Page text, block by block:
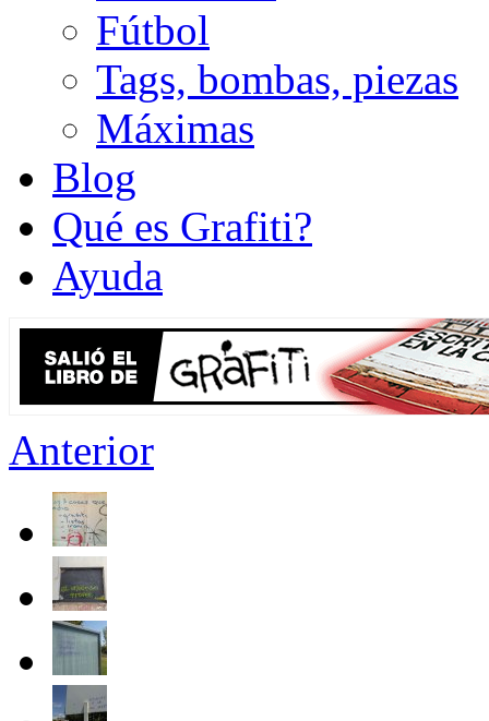
Fútbol
Tags, bombas, piezas
Máximas
Blog
Qué es Grafiti?
Ayuda
Anterior